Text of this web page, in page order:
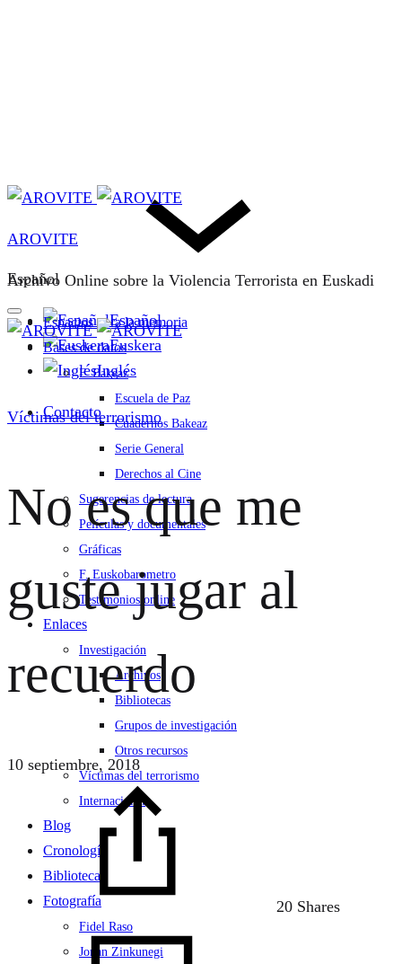
Español
Español
Euskera
Inglés
Contacto
AROVITE
Archivo Online sobre la Violencia Terrorista en Euskadi
Espacios para la memoria
Bases de datos
F. Bakeaz
Escuela de Paz
Cuadernos Bakeaz
Serie General
Derechos al Cine
Sugerencias de lectura
Películas y documentales
Gráficas
F. Euskobarometro
Testimonios online
Enlaces
Investigación
Archivos
Bibliotecas
Grupos de investigación
Otros recursos
Víctimas del terrorismo
Internacional
Blog
Cronología
Biblioteca
Fotografía
Fidel Raso
Jonan Zinkunegi
Víctimas del terrorismo
No es que me
guste jugar al
recuerdo
10 septiembre, 2018
20 Shares